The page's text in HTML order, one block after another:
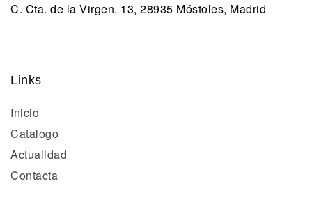
C. Cta. de la Virgen, 13, 28935 Móstoles, Madrid
Links
Inicio
Catalogo
Actualidad
Contacta